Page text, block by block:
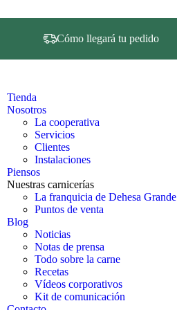
Cómo llegará tu pedido
Tienda
Nosotros
La cooperativa
Servicios
Clientes
Instalaciones
Piensos
Nuestras carnicerías
La franquicia de Dehesa Grande
Puntos de venta
Blog
Noticias
Notas de prensa
Todo sobre la carne
Recetas
Vídeos corporativos
Kit de comunicación